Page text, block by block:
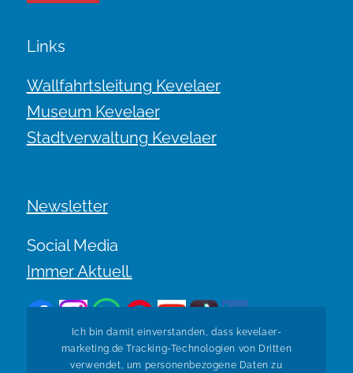
Links
Wallfahrtsleitung Kevelaer
Museum Kevelaer
Stadtverwaltung Kevelaer
Newsletter
Social Media
Immer Aktuell.
Ich bin damit einverstanden, dass kevelaer-
marketing.de Tracking-Technologien von Dritten
verwendet, um personenbezogene Daten zu